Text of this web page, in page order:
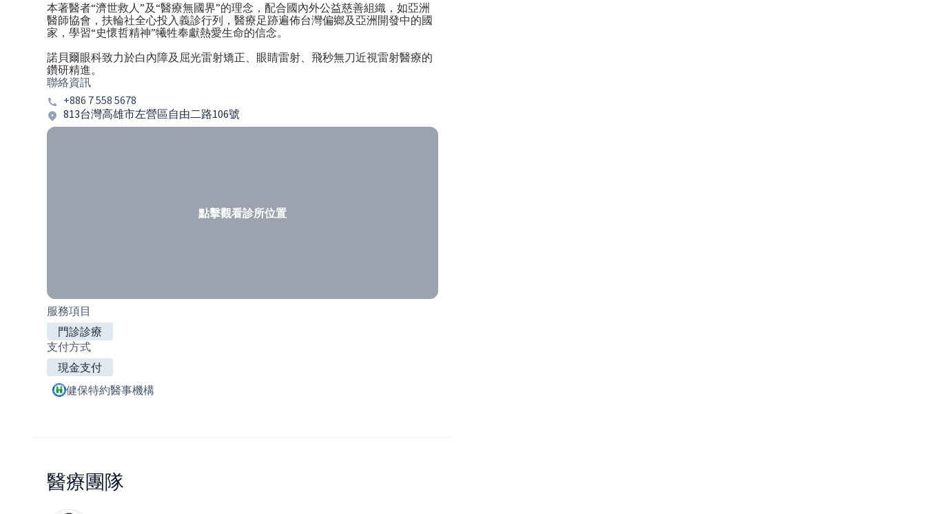
本著醫者“濟世救人”及“醫療無國界”的理念，配合國內外公益慈善組織，如亞洲
醫師協會，扶輪社全心投入義診行列，醫療足跡遍佈台灣偏鄉及亞洲開發中的國
家，學習“史懷哲精神”犧牲奉獻熱愛生命的信念。
諾貝爾眼科致力於白內障及屈光雷射矯正、眼睛雷射、飛秒無刀近視雷射醫療的
鑽研精進。
聯絡資訊
+886 7 558 5678
813台灣高雄市左營區自由二路106號
點擊觀看診所位置
服務項目
門診診療
支付方式
現金支付
健保特約醫事機構
醫療團隊